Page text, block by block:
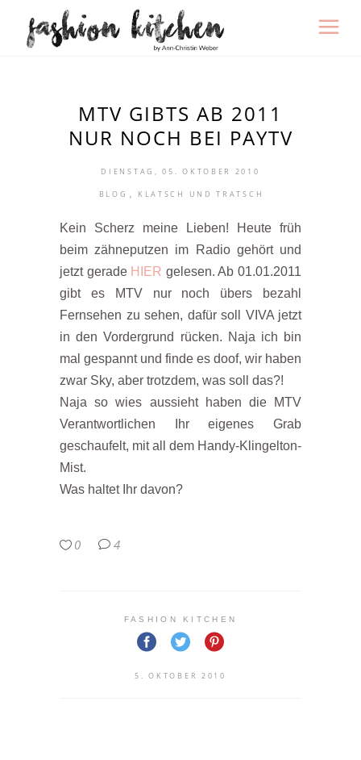
MTV GIBTS AB 2011
NUR NOCH BEI PAYTV
DIENSTAG, 05. OKTOBER 2010
BLOG , KLATSCH UND TRATSCH
Kein Scherz meine Lieben! Heute früh
beim zähneputzen im Radio gehört und
jetzt gerade HIER gelesen. Ab 01.01.2011
gibt es MTV nur noch übers bezahl
Fernsehen zu sehen, dafür soll VIVA jetzt
in den Vordergrund rücken. Naja ich bin
mal gespannt und finde es doof, wir haben
zwar Sky, aber trotzdem, was soll das?!
Naja so wies aussieht haben die MTV
Verantwortlichen Ihr eigenes Grab
geschaufelt, mit all dem Handy-Klingelton-
Mist.
Was haltet Ihr davon?
0 4
FASHION KITCHEN
5. OKTOBER 2010